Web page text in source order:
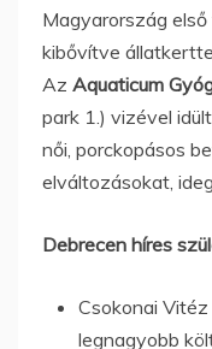
Magyarország
kibővítve
Az Aquaticum
park 1.) vizével
női, porckopásos
elváltozásokat,
Debrecen híres
Csokonai
legnagyobb